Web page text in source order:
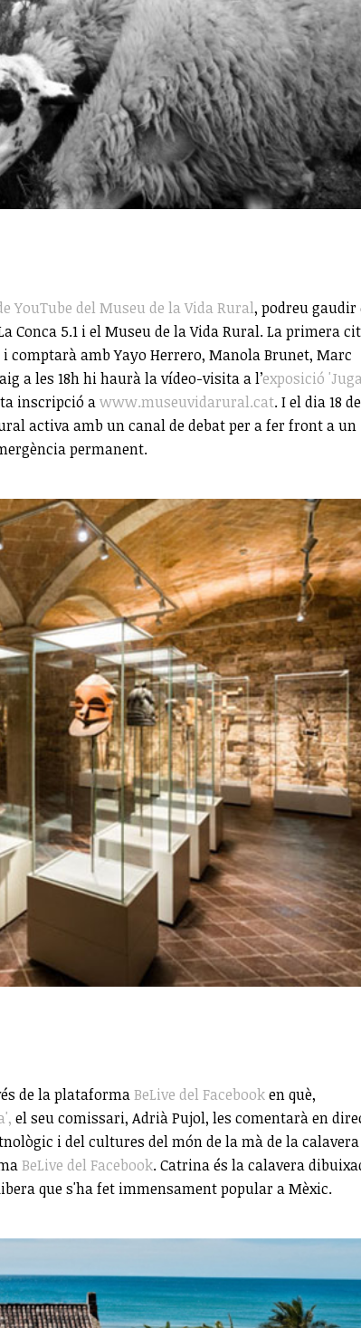
YouTube del Museu de la Vida Rural, podreu gaudir
Conca 5.1 i el Museu de la Vida Rural. La primera
amb Yayo Herrero, Manola Brunet, Marc
a les 18h hi haurà la vídeo-visita a l’exposició
inscripció awww.museuvidarural.cat. I el dia 18 de
activa amb un canal de debat per a fer front a un
permanent.
de la plataformaBeLive del Facebooken què,
el seu comissari, Adrià Pujol, les comentarà en
i del cultures del món de la mà de la calavera
BeLive del Facebook. Catrina és la calavera
que s'ha fet immensament popular a Mèxic.